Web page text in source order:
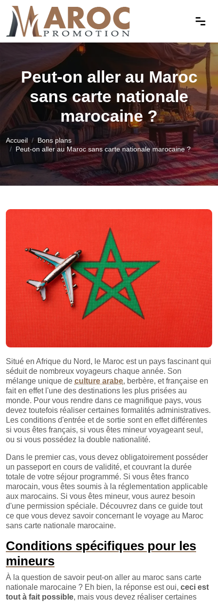
Peut-on aller au Maroc
sans carte nationale
marocaine ?
Accueil
Bons plans
Peut-on aller au Maroc sans carte nationale marocaine ?
Situé en Afrique du Nord, le Maroc est un pays fascinant qui
séduit de nombreux voyageurs chaque année. Son
mélange unique de culture arabe, berbère, et française en
fait en effet l'une des destinations les plus prisées au
monde. Pour vous rendre dans ce magnifique pays, vous
devez toutefois réaliser certaines formalités administratives.
Les conditions d'entrée et de sortie sont en effet différentes
si vous êtes français, si vous êtes mineur voyageant seul,
ou si vous possédez la double nationalité.
Dans le premier cas, vous devez obligatoirement posséder
un passeport en cours de validité, et couvrant la durée
totale de votre séjour programmé. Si vous êtes franco
marocain, vous êtes soumis à la réglementation applicable
aux marocains. Si vous êtes mineur, vous aurez besoin
d'une permission spéciale. Découvrez dans ce guide tout
ce que vous devez savoir concernant le voyage au Maroc
sans carte nationale marocaine.
Conditions spécifiques pour les
mineurs
À la question de savoir peut-on aller au maroc sans carte
nationale marocaine ? Eh bien, la réponse est oui, ceci est
tout à fait possible, mais vous devez réaliser certaines